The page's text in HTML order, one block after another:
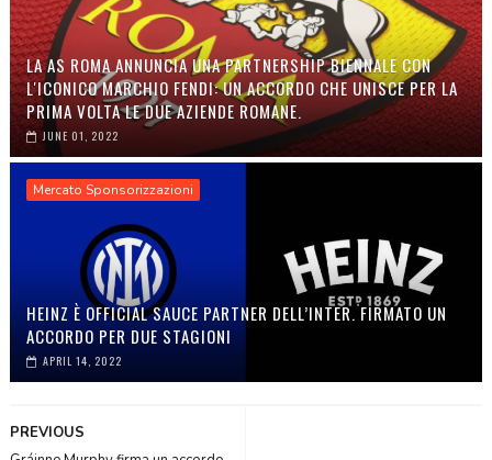
LA AS ROMA ANNUNCIA UNA PARTNERSHIP BIENNALE CON
L'ICONICO MARCHIO FENDI: UN ACCORDO CHE UNISCE PER LA
PRIMA VOLTA LE DUE AZIENDE ROMANE.
JUNE 01, 2022
Mercato Sponsorizzazioni
HEINZ È OFFICIAL SAUCE PARTNER DELL’INTER. FIRMATO UN
ACCORDO PER DUE STAGIONI
APRIL 14, 2022
PREVIOUS